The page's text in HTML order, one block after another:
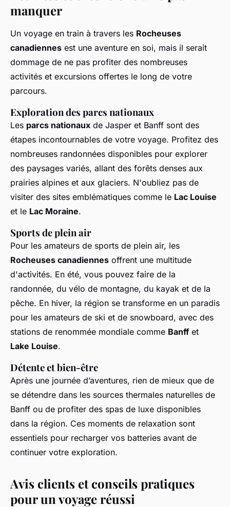
manquer
Un voyage en train à travers les Rocheuses
canadiennes est une aventure en soi, mais il serait
dommage de ne pas profiter des nombreuses
activités et excursions offertes le long de votre
parcours.
Exploration des parcs nationaux
Les parcs nationaux de Jasper et Banff sont des
étapes incontournables de votre voyage. Profitez des
nombreuses randonnées disponibles pour explorer
des paysages variés, allant des forêts denses aux
prairies alpines et aux glaciers. N'oubliez pas de
visiter des sites emblématiques comme le Lac Louise
et le Lac Moraine.
Sports de plein air
Pour les amateurs de sports de plein air, les
Rocheuses canadiennes offrent une multitude
d'activités. En été, vous pouvez faire de la
randonnée, du vélo de montagne, du kayak et de la
pêche. En hiver, la région se transforme en un paradis
pour les amateurs de ski et de snowboard, avec des
stations de renommée mondiale comme Banffet
Lake Louise.
Détente et bien-être
Après une journée d’aventures, rien de mieux que de
se détendre dans les sources thermales naturelles de
Banff ou de profiter des spas de luxe disponibles
dans la région. Ces moments de relaxation sont
essentiels pour recharger vos batteries avant de
continuer votre exploration.
Avis clients et conseils pratiques
pour un voyage réussi